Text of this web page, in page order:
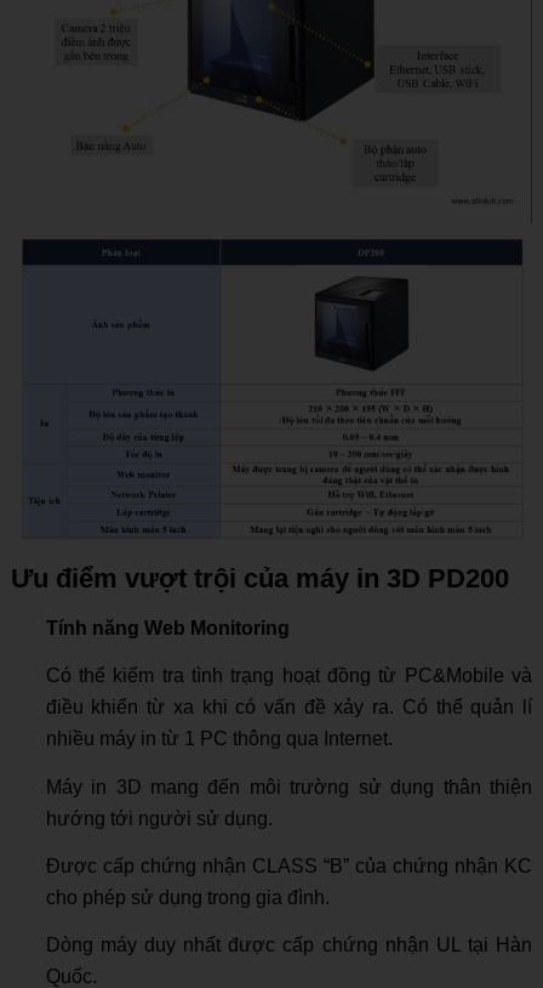
Ưu điểm vượt trội của máy in 3D PD200
Tính năng Web Monitoring
Có thể kiểm tra tình trạng hoạt đồng từ PC&Mobile và
điều khiển từ xa khi có vấn đề xảy ra. Có thể quản lí
nhiều máy in từ 1 PC thông qua Internet.
Máy in 3D mang đến môi trường sử dụng thân thiện
hướng tới người sử dụng.
Được cấp chứng nhận CLASS “B” của chứng nhận KC
cho phép sử dụng trong gia đình.
Dòng máy duy nhất được cấp chứng nhận UL tại Hàn
Quốc.